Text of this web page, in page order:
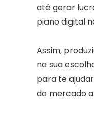
até gerar
piano digital
Assim,
na sua
para te
do mercado